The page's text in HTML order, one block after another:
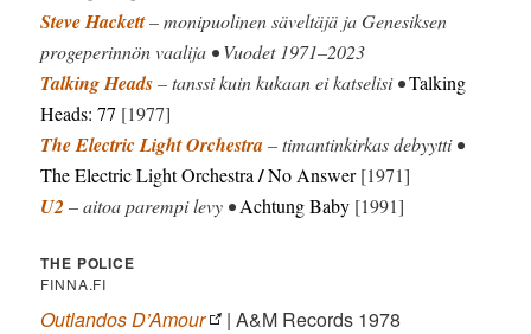
Steve Hackett– monipuolinen säveltäjä ja Genesiksen
progeperinnön vaalija • Vuodet 1971–2023
Talking Heads– tanssi kuin kukaan ei katselisi •Talking
Heads: 77 [1977]
The Electric Light Orchestra– timantinkirkas debyytti •
The Electric Light Orchestra/No Answer[1971]
U2 – aitoa parempi levy •Achtung Baby [1991]
THE POLICE
FINNA.FI
Outlandos D’Amour
| A&M Records 1978